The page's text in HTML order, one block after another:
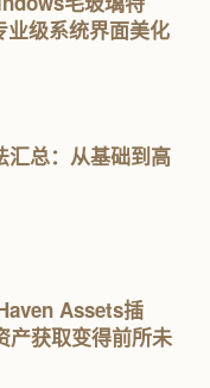
业级系统界面美化
总：从基础到高
Assets插
产获取变得前所未